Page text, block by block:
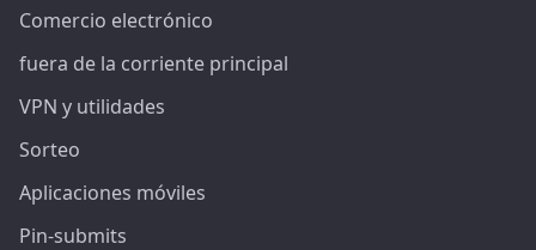
Comercio electrónico
fuera de la corriente principal
VPN y utilidades
Sorteo
Aplicaciones móviles
Pin-submits